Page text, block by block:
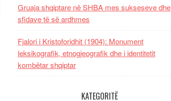
Gruaja shqiptare në SHBA mes sukseseve dhe
sfidave të së ardhmes
Fjalori i Kristoforidhit (1904): Monument
leksikografik, etnogjeografik dhe i identitetit
kombëtar shqiptar
KATEGORITË